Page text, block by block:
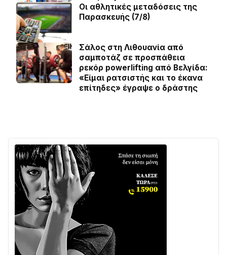
Οι αθλητικές μεταδόσεις της
Παρασκευής (7/8)
Σάλος στη Λιθουανία από
σαμποτάζ σε προσπάθεια
ρεκόρ powerlifting από Βελγίδα:
«Είμαι ρατσιστής και το έκανα
επίτηδες» έγραψε ο δράστης